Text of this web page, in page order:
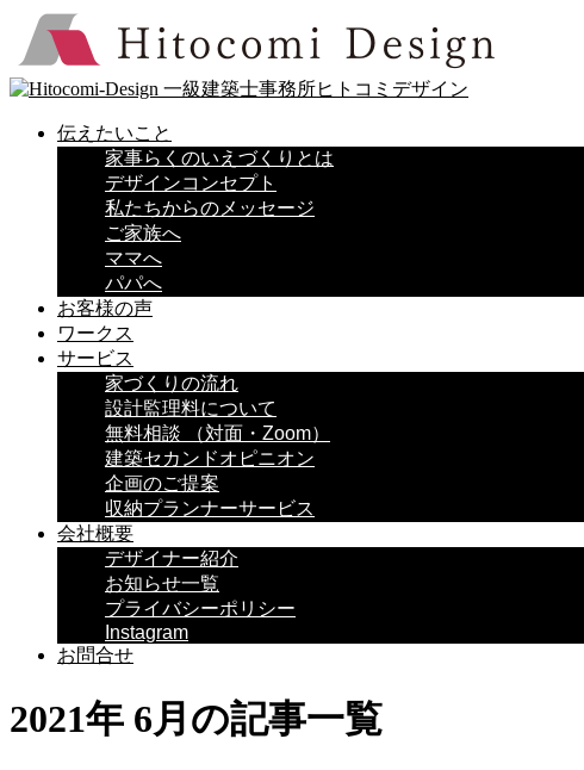
伝えたいこと
家事らくのいえづくりとは
デザインコンセプト
私たちからのメッセージ
ご家族へ
ママへ
パパへ
お客様の声
ワークス
サービス
家づくりの流れ
設計監理料について
無料相談 （対面・Zoom）
建築セカンドオピニオン
企画のご提案
収納プランナーサービス
会社概要
デザイナー紹介
お知らせ一覧
プライバシーポリシー
Instagram
お問合せ
2021年 6月の記事一覧